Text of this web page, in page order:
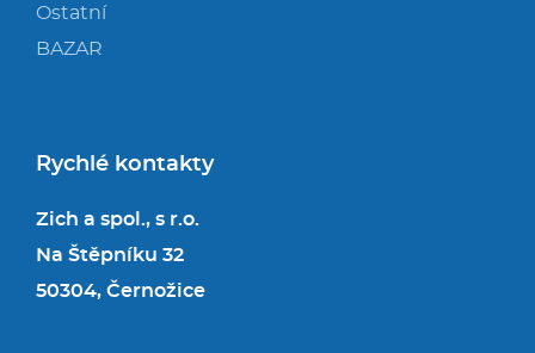
Ostatní
BAZAR
Rychlé kontakty
Zich a spol., s r.o.
Na Štěpníku 32
50304, Černožice